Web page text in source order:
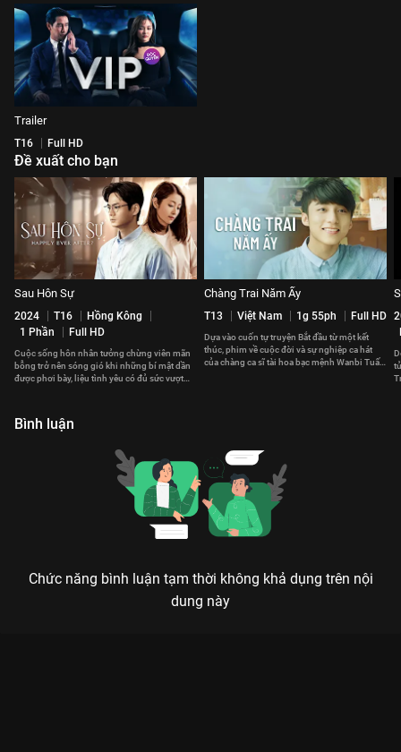
Trailer
T16 Full HD
Đề xuất cho bạn
Sau Hôn Sự
2024 T16
Hồng Kông
1 Phần
Full HD
Cuộc sống hôn nhân tưởng chừng viên mãn
bỗng trở nên sóng gió khi những bí mật dần
được phơi bày, liệu tình yêu có đủ sức vượt
Chàng Trai Năm Ấy
T13 Việt Nam 1g 55ph Full HD
Dựa vào cuốn tự truyện Bắt đầu từ một kết
thúc, phim về cuộc đời và sự nghiệp ca hát
của chàng ca sĩ tài hoa bạc mệnh Wanbi Tuấn
Bình luận
Chức năng bình luận tạm thời không khả dụng trên nội
dung này